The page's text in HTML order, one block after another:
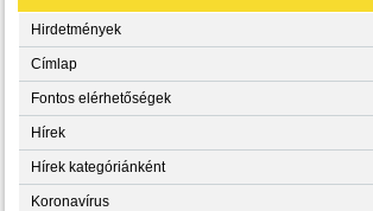
Hirdetmények
Címlap
Fontos elérhetőségek
Hírek
Hírek kategóriánként
Koronavírus